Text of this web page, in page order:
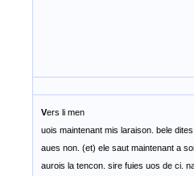
Vers li men
uois maintenant mis laraison. bele
aues non. (et) ele saut maintenant a
aurois la tencon. sire fuies uos de ci.